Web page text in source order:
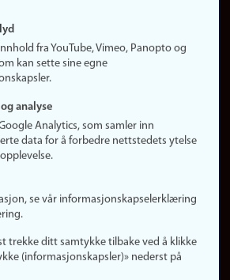
fra YouTube, Vimeo, Panopto og
kan sette sine egne
analyse
Analytics, som samler inn
data for å forbedre nettstedets ytelse
se vår informasjonskapselerklæring
trekke ditt samtykke tilbake ved å klikke
(informasjonskapsler)» nederst på